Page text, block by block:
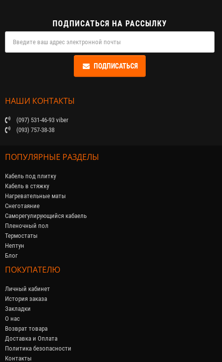
ПОДПИСАТЬСЯ НА РАССЫЛКУ
ПОДПИСАТЬСЯ
НАШИ КОНТАКТЫ
(097) 531-46-93 viber
(093) 757-38-38
ПОПУЛЯРНЫЕ РАЗДЕЛЫ
Кабель под плитку
Кабель в стяжку
Нагревательные маты
Снеготаяние
Саморегулирующийся кабaель
Пленочный пол
Термостаты
Нептун
Блог
ПОКУПАТЕЛЮ
Личный кабинет
История заказа
Закладки
О нас
Возврат товара
Доставка и Оплата
Политика безопасности
Контакты